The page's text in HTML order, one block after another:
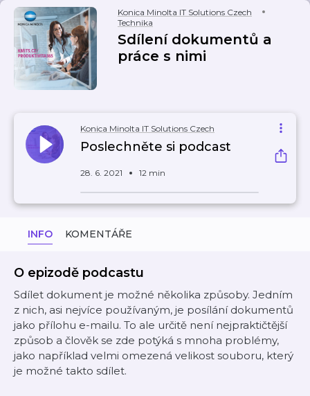
Konica Minolta IT Solutions Czech
Technika
Sdílení dokumentů a
práce s nimi
Konica Minolta IT Solutions Czech
Poslechněte si podcast
28. 6. 2021 12 min
INFO KOMENTÁŘE
O epizodě podcastu
Sdílet dokument je možné několika způsoby. Jedním
z nich, asi nejvíce používaným, je posílání dokumentů
jako přílohu e-mailu. To ale určitě není nejpraktičtější
způsob a člověk se zde potýká s mnoha problémy,
jako například velmi omezená velikost souboru, který
je možné takto sdílet.